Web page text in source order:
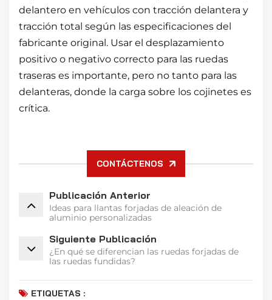
delantero en vehículos con tracción delantera y
tracción total según las especificaciones del
fabricante original. Usar el desplazamiento
positivo o negativo correcto para las ruedas
traseras es importante, pero no tanto para las
delanteras, donde la carga sobre los cojinetes es
crítica.
CONTÁCTENOS
Publicación Anterior
Ideas para llantas forjadas de aleación de
aluminio personalizadas
Siguiente Publicación
¿En qué se diferencian las ruedas forjadas de
las ruedas fundidas?
ETIQUETAS :